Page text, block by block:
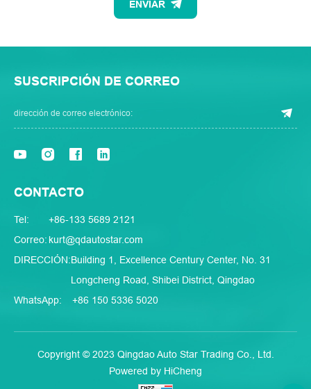
ENVIAR
SUSCRIPCIÓN DE CORREO
CONTACTO
Tel:
+86-133 5689 2121
Correo: kurt@qdautostar.com
DIRECCIÓN:Building 1, Excellence Century Center, No. 31
Longcheng Road, Shibei District, Qingdao
WhatsApp:
+86 150 5336 5020
Copyright © 2023 Qingdao Auto Star Trading Co., Ltd.
Powered by HiCheng